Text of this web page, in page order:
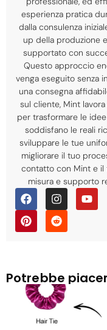
esperienza pratica
dalla consulenza
up della produzione
supportato con
Questo approccio
venga eseguito senza
una consegna
sul cliente, Mint
per trasformare le
soddisfano le reali
sviluppare le tue
migliorare il tuo
contatto con Mint e il
misura e supporto
Potrebbe